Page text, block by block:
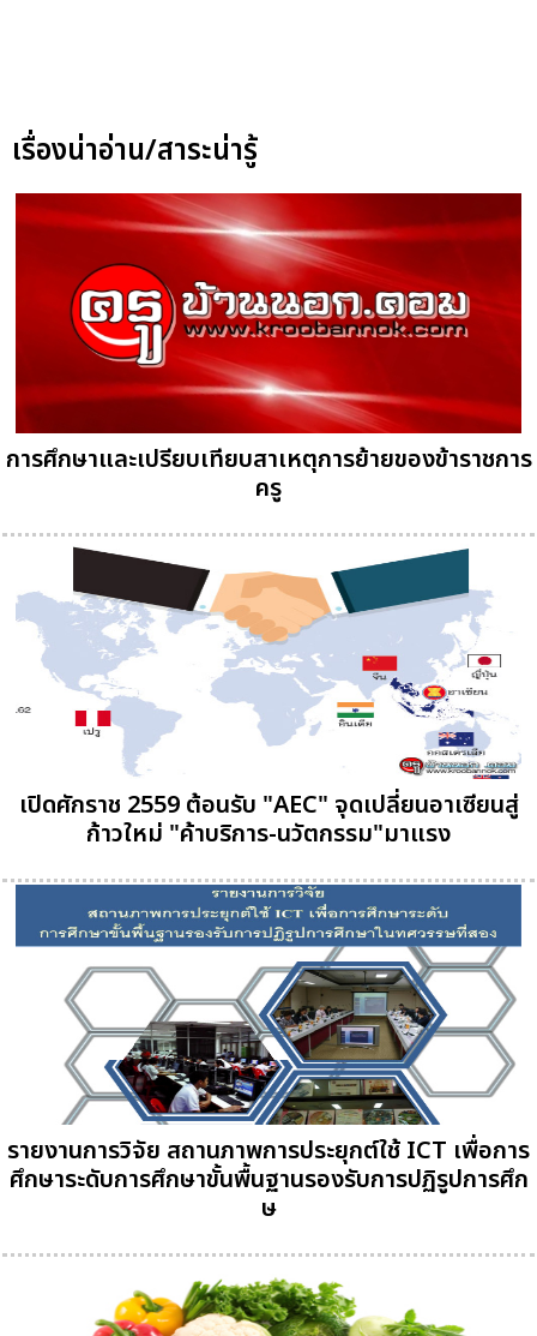
เรื่องน่าอ่าน/สาระน่ารู้
การศึกษาและเปรียบเทียบสาเหตุการย้ายของข้าราชการ
ครู
เปิดศักราช 2559 ต้อนรับ "AEC" จุดเปลี่ยนอาเซียนสู่
ก้าวใหม่ "ค้าบริการ-นวัตกรรม"มาแรง
รายงานการวิจัย สถานภาพการประยุกต์ใช้ ICT เพื่อการ
ศึกษาระดับการศึกษาขั้นพื้นฐานรองรับการปฏิรูปการศึก
ษ